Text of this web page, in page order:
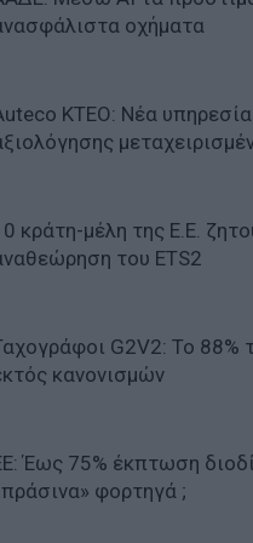
οχήματα
KTEO: Νέα υπηρεσία
κράτη-μέλη της Ε.Ε.
του ETS2
G2V2: Το 88%
κανονισμών
Έως 75% έκπτωση
φορτηγά ;